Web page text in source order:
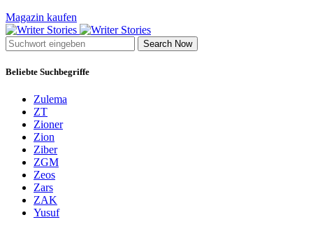
Magazin kaufen
Search Now
Beliebte Suchbegriffe
Zulema
ZT
Zioner
Zion
Ziber
ZGM
Zeos
Zars
ZAK
Yusuf